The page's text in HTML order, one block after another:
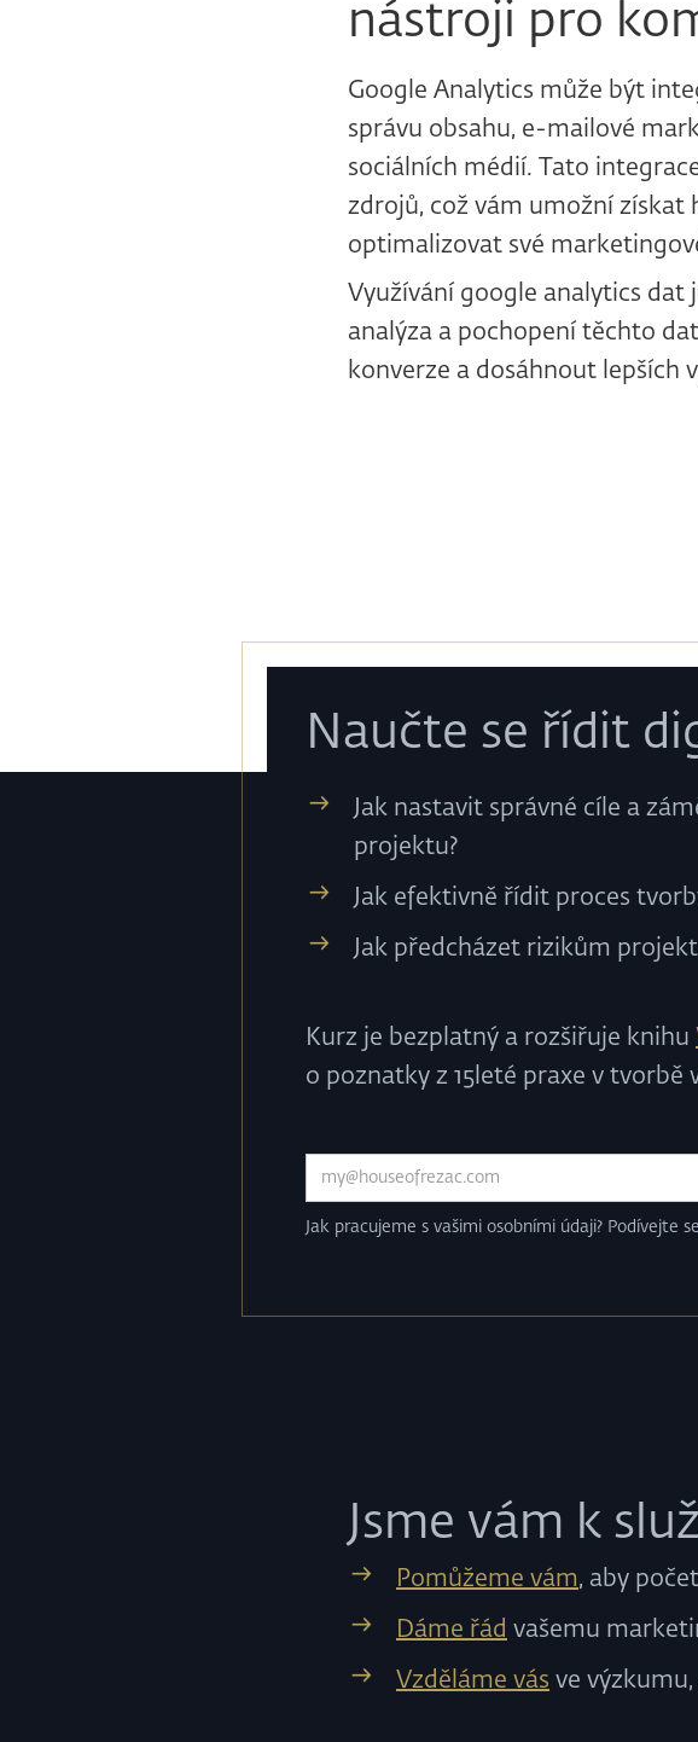
nástroji pro
Google Analytics může být
správu obsahu, e-mailové
sociálních médií. Tato
zdrojů, což vám umožní získat
optimalizovat své
Využívání google analytics dat
analýza a pochopení těchto
konverze a dosáhnout lepších
Naučte se řídit
Jak nastavit správné cíle a
projektu?
Jak efektivně řídit proces
Jak předcházet rizikům
Kurz je bezplatný a rozšiřuje knihu
o poznatky z 15leté praxe v tvorbě
Jak pracujeme s vašimi osobními údaji? Podívejte se
Jsme vám k
Pomůžeme vám, aby
Dáme řád vašemu
Vzděláme vás ve